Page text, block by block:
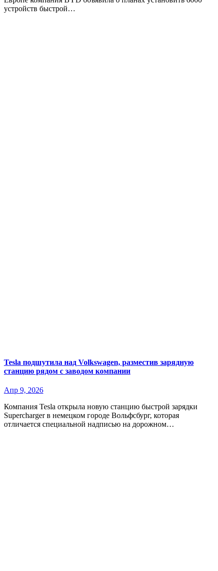
устройств быстрой…
Tesla подшутила над Volkswagen, разместив зарядную
станцию ​​рядом с заводом компании
Апр 9, 2026
Компания Tesla открыла новую станцию ​​быстрой зарядки
Supercharger в немецком городе Вольфсбург, которая
отличается специальной надписью на дорожном…